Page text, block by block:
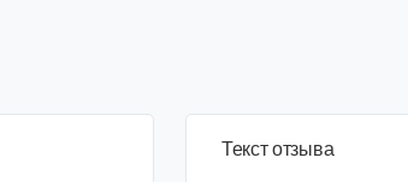
Текст отзыва
3+6=